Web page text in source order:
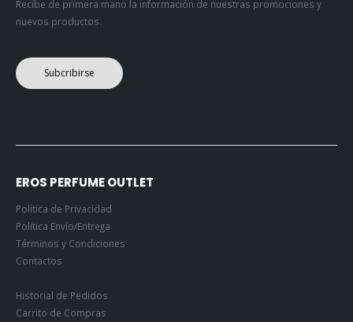
Recibe de primera mano la información de nuestras promociones y
nuevos productos.
Subcribirse
EROS PERFUME OUTLET
Política de Privacidad
Política Envío/Entrega
Términos y Condiciones
Contactos
Historial de Pedidos
Carrito de Compras